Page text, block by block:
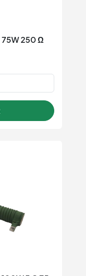
75W 250 Ω